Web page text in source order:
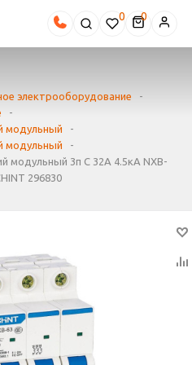
0
электрооборудование
-
-
модульный
-
модульный
-
модульный 3п C 32А 4.5кА NXB-
296830